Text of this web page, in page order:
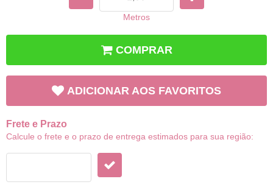
Metros
COMPRAR
ADICIONAR AOS FAVORITOS
Frete e Prazo
Calcule o frete e o prazo de entrega estimados para sua região: